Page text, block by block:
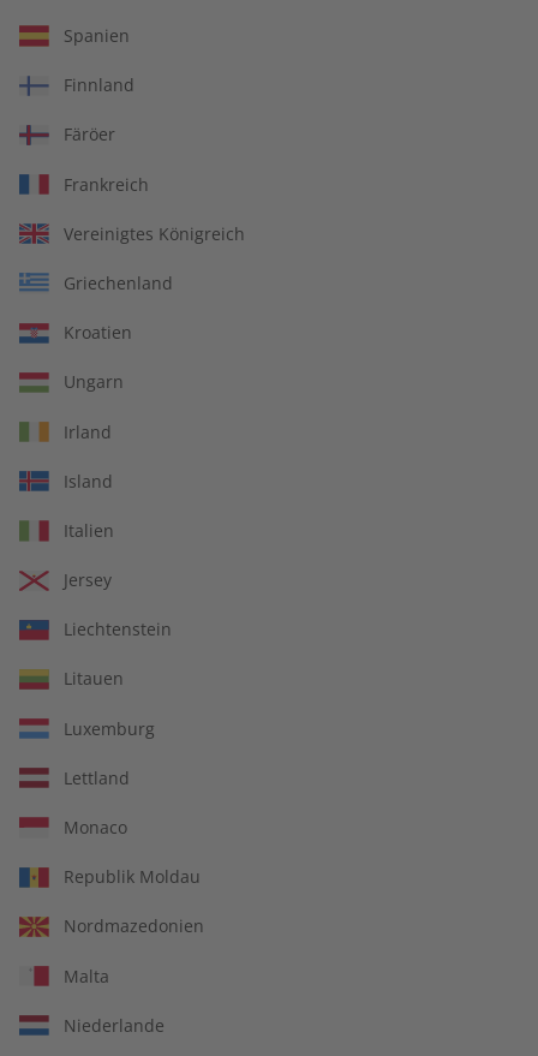
Spotlight Digital für den Unterricht
Spanien
Finnland
Färöer
Frankreich
Vereinigtes Königreich
Griechenland
Kroatien
Ungarn
Irland
Island
Italien
Jersey
Liechtenstein
Litauen
Luxemburg
Lettland
Monaco
Republik Moldau
Nordmazedonien
Malta
Niederlande